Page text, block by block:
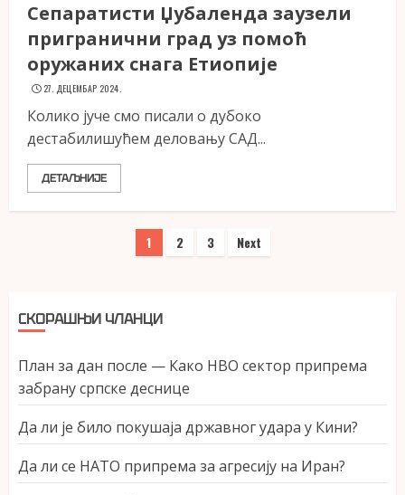
Сепаратисти Џубаленда заузели
пригранични град уз помоћ
оружаних снага Етиопије
27. ДЕЦЕМБАР 2024.
Колико јуче смо писали о дубоко
дестабилишућем деловању САД...
ДЕТАЉНИЈЕ
Пагинација
1 2 3 Next
СКОРАШЊИ ЧЛАНЦИ
План за дан после — Како НВО сектор припрема
забрану српске деснице
Да ли је било покушаја државног удара у Кини?
Да ли се НАТО припрема за агресију на Иран?